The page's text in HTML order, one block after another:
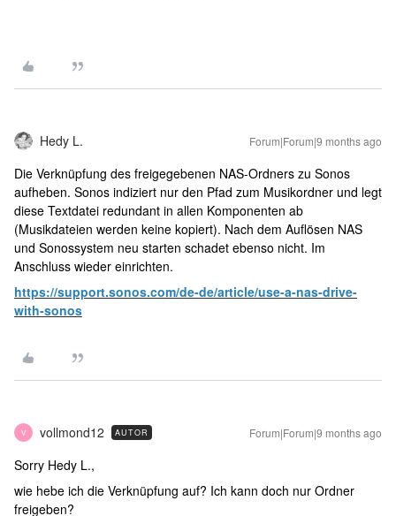
Hedy L. Forum|Forum|9 months ago
Die Verknüpfung des freigegebenen NAS-Ordners zu Sonos
aufheben. Sonos indiziert nur den Pfad zum Musikordner und legt
diese Textdatei redundant in allen Komponenten ab
(Musikdateien werden keine kopiert). Nach dem Auflösen NAS
und Sonossystem neu starten schadet ebenso nicht. Im
Anschluss wieder einrichten.
https://support.sonos.com/de-de/article/use-a-nas-drive-
with-sonos
V vollmond12 AUTOR Forum|Forum|9 months ago
Sorry Hedy L.,
wie hebe ich die Verknüpfung auf? Ich kann doch nur Ordner
freigeben?